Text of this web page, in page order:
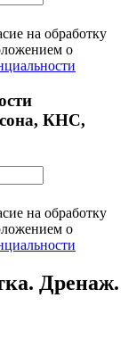
на обработку
о
КНС,
на обработку
о
Дренаж.